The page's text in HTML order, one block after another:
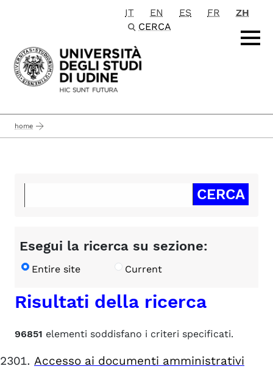
Passa al contenuto principale
IT EN ES FR
ZH
CERCA
home
Esegui la ricerca su sezione:
Entire site Current
Risultati della ricerca
96851 elementi soddisfano i criteri specificati.
Accesso ai documenti amministrativi